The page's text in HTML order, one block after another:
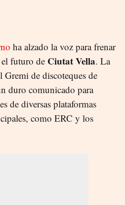
ha alzado la voz para frenar
el futuro de Ciutat Vella. La
de discoteques de
duro comunicado para
de diversas plataformas
como ERC y los